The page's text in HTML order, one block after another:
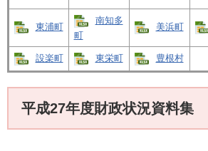
東浦町
南知多
町
美浜町
設楽町 東栄町 豊根村
平成27年度財政状況資料集